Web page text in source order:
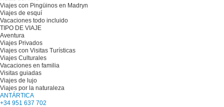
Viajes con Pingüinos en Madryn
Viajes de esquí
Vacaciones todo incluido
TIPO DE VIAJE
Aventura
Viajes Privados
Viajes con Visitas Turísticas
Viajes Culturales
Vacaciones en familia
Visitas guiadas
Viajes de lujo
Viajes por la naturaleza
ANTÁRTICA
+34 951 637 702